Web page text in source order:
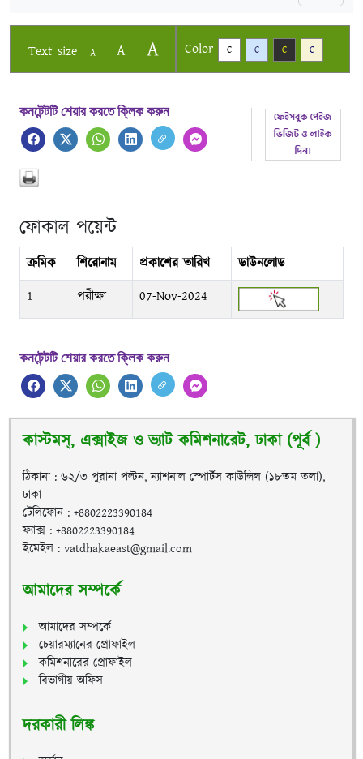
Text size A A A Color C C C C
কনটেন্টটি শেয়ার করতে ক্লিক করুন
ফোকাল পয়েন্ট
ক্রমিক শিরোনাম প্রকাশের তারিখ
ডাউনলোড
1
পরীক্ষা 07-Nov-2024
কনটেন্টটি শেয়ার করতে ক্লিক করুন
কাস্টমস্, এক্সাইজ ও ভ্যাট কমিশনারেট, ঢাকা (পূর্ব )
ঠিকানা : ৬২/৩ পুরানা পল্টন, ন্যাশনাল স্পোর্টস কাউন্সিল (১৮তম তলা),
ঢাকা
টেলিফোন : +8802223390184
ফ্যাক্স : +8802223390184
ইমেইল : vatdhakaeast@gmail.com
আমাদের সম্পর্কে
আমাদের সম্পর্কে
চেয়ারম্যানের প্রোফাইল
কমিশনারের প্রোফাইল
বিভাগীয় অফিস
দরকারী লিঙ্ক